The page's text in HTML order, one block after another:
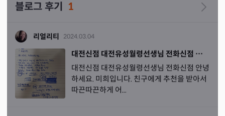
블로그 후기 1
리얼리티 2024.03.04
대전신점 대전유성월령선생님 전화신점 궁금증 2개
대전신점 대전유성월령선생님 전화신점 안녕
하세요. 미희입니다. 친구에게 추천을 받아서
따끈따끈하게 어...